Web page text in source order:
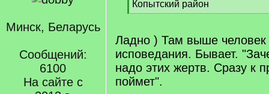
Минск, Беларусь
Сообщений:
6100
На сайте с
[
q
Копытский район
[
q
]
Ладно ) Там выше человек
исповедания. Бывает.
надо этих жертв. Сразу к
поймет".